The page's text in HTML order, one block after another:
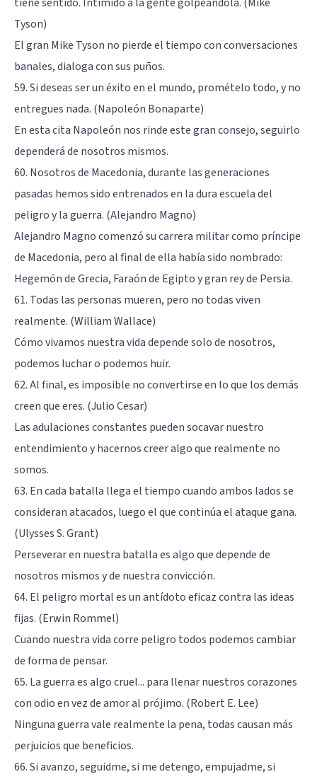
Tyson)
El gran Mike Tyson no pierde el tiempo con conversaciones
banales, dialoga con sus puños.
59. Si deseas ser un éxito en el mundo, promételo todo, y no
entregues nada. (Napoleón Bonaparte)
En esta cita Napoleón nos rinde este gran consejo, seguirlo
dependerá de nosotros mismos.
60. Nosotros de Macedonia, durante las generaciones
pasadas hemos sido entrenados en la dura escuela del
peligro y la guerra. (Alejandro Magno)
Alejandro Magno comenzó su carrera militar como príncipe
de Macedonia, pero al final de ella había sido nombrado:
Hegemón de Grecia, Faraón de Egipto y gran rey de Persia.
61. Todas las personas mueren, pero no todas viven
realmente. (William Wallace)
Cómo vivamos nuestra vida depende solo de nosotros,
podemos luchar o podemos huir.
62. Al final, es imposible no convertirse en lo que los demás
creen que eres. (Julio Cesar)
Las adulaciones constantes pueden socavar nuestro
entendimiento y hacernos creer algo que realmente no
somos.
63. En cada batalla llega el tiempo cuando ambos lados se
consideran atacados, luego el que continúa el ataque gana.
(Ulysses S. Grant)
Perseverar en nuestra batalla es algo que depende de
nosotros mismos y de nuestra convicción.
64. El peligro mortal es un antídoto eficaz contra las ideas
fijas. (Erwin Rommel)
Cuando nuestra vida corre peligro todos podemos cambiar
de forma de pensar.
65. La guerra es algo cruel... para llenar nuestros corazones
con odio en vez de amor al prójimo. (Robert E. Lee)
Ninguna guerra vale realmente la pena, todas causan más
perjuicios que beneficios.
66. Si avanzo, seguidme, si me detengo, empujadme, si